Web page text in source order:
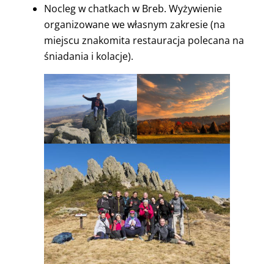
Nocleg w chatkach w Breb. Wyżywienie
organizowane we własnym zakresie (na
miejscu znakomita restauracja polecana na
śniadania i kolacje).